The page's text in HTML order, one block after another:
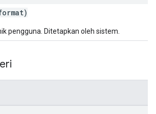
pengguna. Ditetapkan oleh sistem.